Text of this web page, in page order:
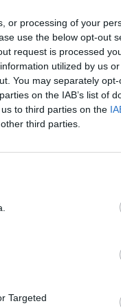
or processing of your
use the below opt-out
request is processed
utilized by us
You may separately
on the IAB’s list of
to third parties on the
third parties.
Targeted
jaudinančią
00:03:41